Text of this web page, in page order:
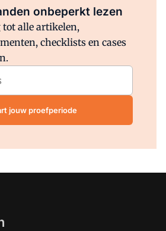
onbeperkt lezen
tot alle artikelen,
checklists en cases
jouw proefperiode